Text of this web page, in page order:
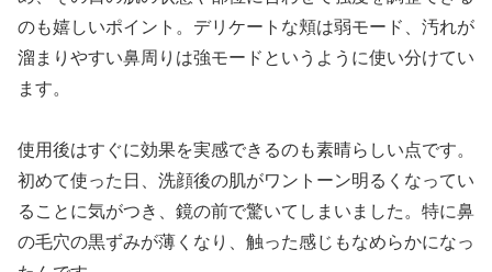
のも嬉しいポイント。デリケートな頬は弱モード、汚れが
溜まりやすい鼻周りは強モードというように使い分けてい
ます。
使用後はすぐに効果を実感できるのも素晴らしい点です。
初めて使った日、洗顔後の肌がワントーン明るくなってい
ることに気がつき、鏡の前で驚いてしまいました。特に鼻
の毛穴の黒ずみが薄くなり、触った感じもなめらかになっ